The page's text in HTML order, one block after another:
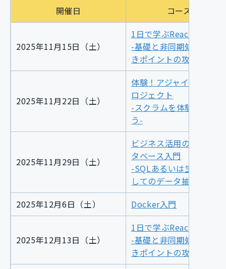
開催日 コース名
2025年11月15日（土）
1日で学ぶReact
-基礎と非同期処理、つ
きポイントの攻略-
2025年11月22日（土）
体験！アジャイルな開発
ロジェクト
-スクラムを体験してみ
う-
2025年11月29日（土）
ビジネス活用のためのデ
タベース入門
-SQLあるいは生成AIを
してのデータ抽出と集
2025年12月6日（土）
Docker入門
2025年12月13日（土）
1日で学ぶReact
-基礎と非同期処理、つ
きポイントの攻略-